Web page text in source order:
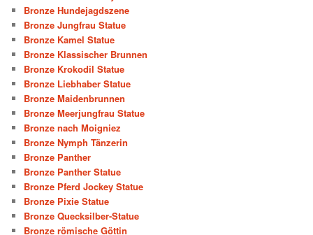
Bronze Hundejagdszene
Bronze Jungfrau Statue
Bronze Kamel Statue
Bronze Klassischer Brunnen
Bronze Krokodil Statue
Bronze Liebhaber Statue
Bronze Maidenbrunnen
Bronze Meerjungfrau Statue
Bronze nach Moigniez
Bronze Nymph Tänzerin
Bronze Panther
Bronze Panther Statue
Bronze Pferd Jockey Statue
Bronze Pixie Statue
Bronze Quecksilber-Statue
Bronze römische Göttin